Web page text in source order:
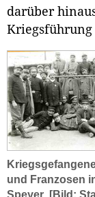
darüber
und Franzosen
Speyer
[Bild: